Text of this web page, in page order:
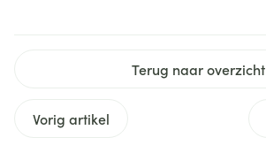
Terug naar overzicht
Vorig artikel